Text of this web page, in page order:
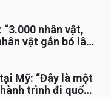
nhân vật,
vật gắn bó lâu
Mỹ: “Đây là một
trình đi quốc